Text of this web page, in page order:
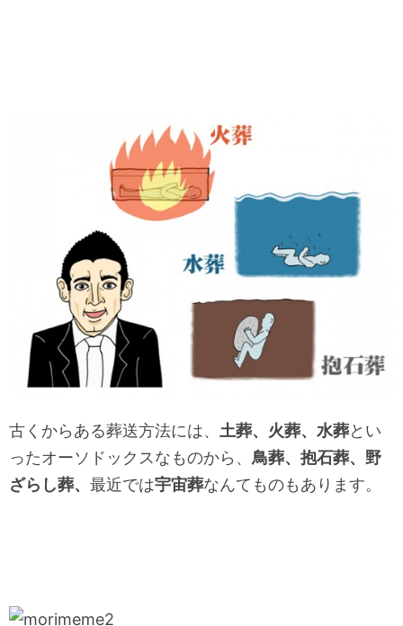
古くからある葬送方法には、 土葬、火葬、水葬とい
ったオーソドックスなものから、 鳥葬、抱石葬、野
ざらし葬、 最近では宇宙葬なんてものもあります。